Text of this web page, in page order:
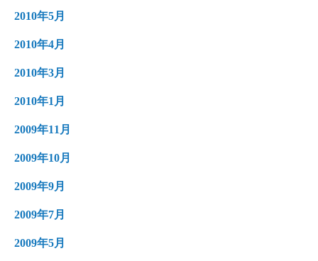
2010年5月
2010年4月
2010年3月
2010年1月
2009年11月
2009年10月
2009年9月
2009年7月
2009年5月